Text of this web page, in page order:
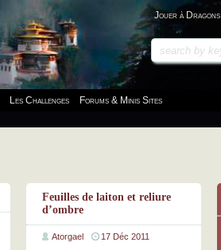
Jouer à Dragons
Les Challenges Forums & Minis Sites
Feuilles de laiton et reliure
d’ombre
Atorgael 17 Déc 2011